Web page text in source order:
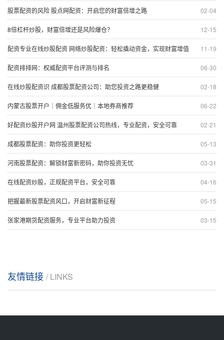
02-04
股票配资的风险 股点网配资：开启您的财富倍增之路
12-15
8倍杠杆炒股，财富倍增还是风险爆仓？
11-19
配资专业在线炒股配资 网络炒股配资：轻松撬动资金，实现财富增值
06-30
配资排排网：权威配资平台评测与排名
02-18
在线炒股配资识 成都股票配资公司：助您投资之路更稳健
06-22
内蒙古股票开户｜佣金低服务优｜本地券商推荐
02-21
好配资炒股开户网 温州股票配资公司热线，专业配资，安全可靠
05-13
成都股票配资：助你投资更轻松
03-31
河南股票配资：解锁财富新密码，助你投资无忧
04-16
在线配资炒股，正规配资平台，安全可靠
05-15
把握最新股票配资风口，开启财富新征程
03-15
张家港期货配资服务，专业平台助力投资
友情链接 / LINKS